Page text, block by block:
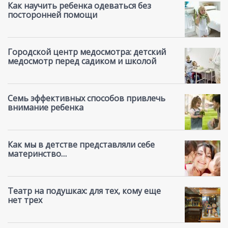
Как научить ребенка одеваться без
посторонней помощи
Городской центр медосмотра: детский
медосмотр перед садиком и школой
Семь эффективных способов привлечь
внимание ребенка
Как мы в детстве представляли себе
материнство…
Театр на подушках: для тех, кому еще
нет трех